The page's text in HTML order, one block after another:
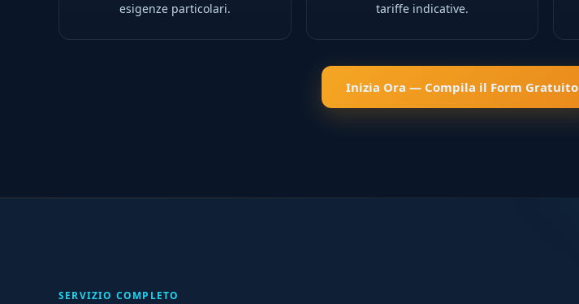
esigenze particolari.
tariffe indicative.
Inizia Ora — Compila il Form Gratuito
SERVIZIO COMPLETO